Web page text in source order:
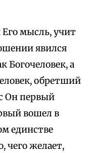
мысль, учит
явился
Богочеловек, а
обретший
Он первый
вошел в
единстве
чего желает,